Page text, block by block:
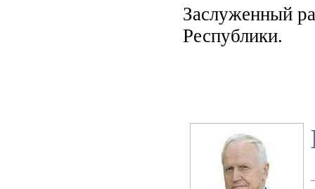
Заслуженный
Республики.